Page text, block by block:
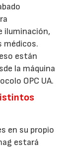
iluminación,
médicos.
están
la máquina
OPC UA.
en su propio
estará